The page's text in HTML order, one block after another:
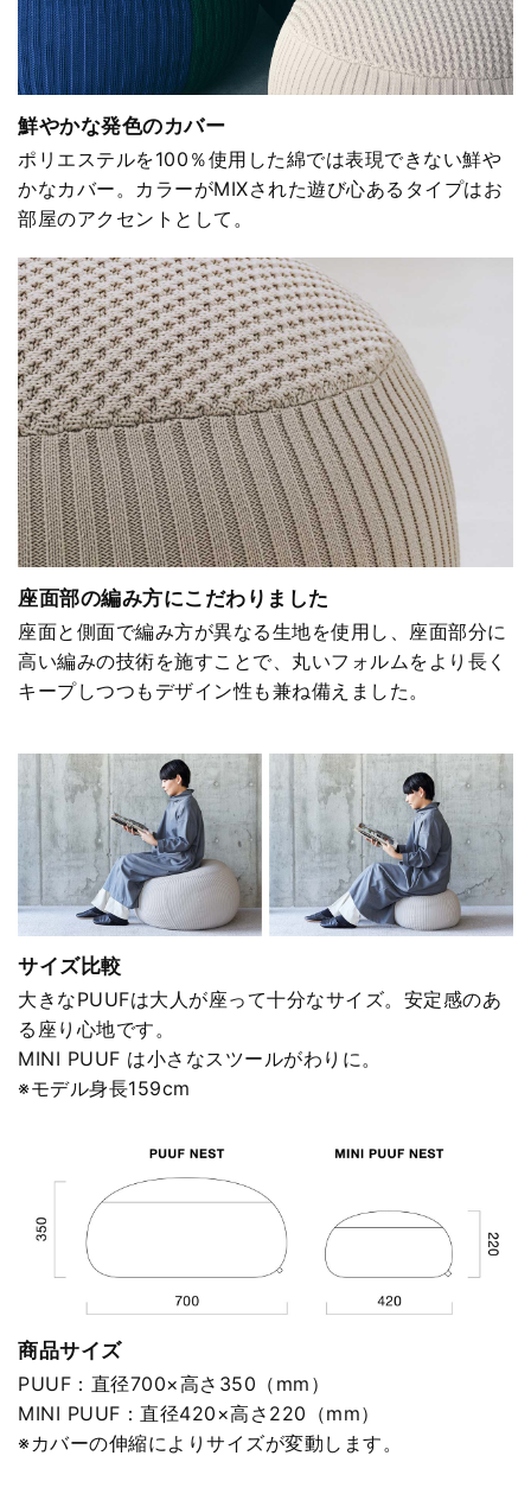
鮮やかな発色のカバー
ポリエステルを100％使用した綿では表現できない鮮や
かなカバー。カラーがMIXされた遊び心あるタイプはお
部屋のアクセントとして。
座面部の編み方にこだわりました
座面と側面で編み方が異なる生地を使用し、座面部分に
高い編みの技術を施すことで、丸いフォルムをより長く
キープしつつもデザイン性も兼ね備えました。
サイズ比較
大きなPUUFは大人が座って十分なサイズ。安定感のあ
る座り心地です。
MINI PUUF は小さなスツールがわりに。
※モデル身長159cm
商品サイズ
PUUF：直径700×高さ350（mm）
MINI PUUF：直径420×高さ220（mm）
※カバーの伸縮によりサイズが変動します。